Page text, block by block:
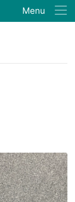
Menu